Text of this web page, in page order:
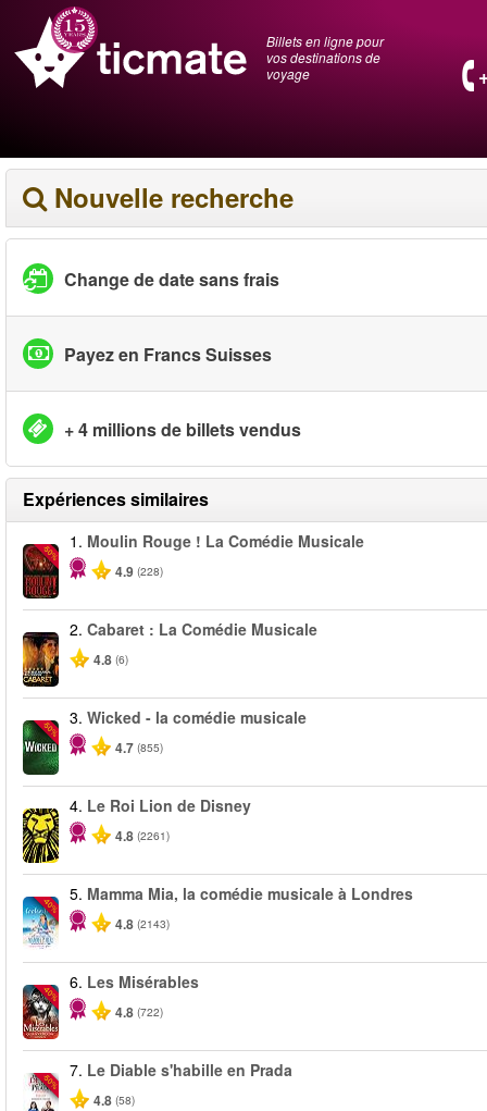
Billets en ligne pour
vos destinations de
voyage
Nouvelle recherche
Change de date sans frais
Payez en Francs Suisses
+ 4 millions de billets vendus
Expériences similaires
-50%
1. Moulin Rouge ! La Comédie Musicale
4.9 (228)
2. Cabaret : La Comédie Musicale
4.8 (6)
-50%
3. Wicked - la comédie musicale
4.7 (855)
4. Le Roi Lion de Disney
4.8 (2261)
-40%
5. Mamma Mia, la comédie musicale à Londres
4.8 (2143)
-40%
6. Les Misérables
4.8 (722)
-50%
7. Le Diable s'habille en Prada
4.8 (58)